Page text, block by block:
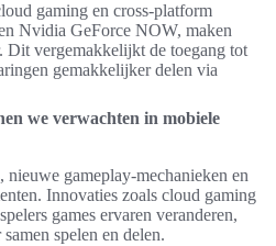
gaming en cross-platform
Nvidia GeForce NOW, maken
Dit vergemakkelijkt de toegang tot
gemakkelijker delen via
we verwachten in mobiele
nieuwe gameplay-mechanieken en
Innovaties zoals cloud gaming
games ervaren veranderen,
spelen en delen.